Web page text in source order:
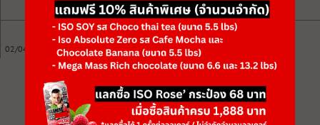
Lemon หมดอายุ: 02/28
02/04/2025
FITWHEY SUPPLEMENTS
Super Omega 3 Fish Oil 1000 Mg
Lemon
C57-17/02/25-11:53:16
หมดอายุ: 02/28
02/04/2025
FITWHEY SUPPLEMENTS
Super Omega 3 Fish Oil 1000 Mg
Lemon
C57-17/02/25-11:53:16
หมดอายุ: 02/28